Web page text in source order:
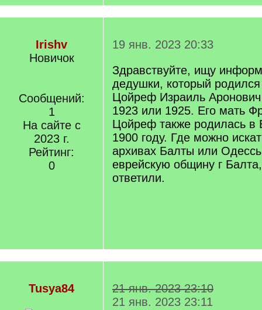
Irishv
Новичок
Сообщений:
1
На сайте с
2023 г.
Рейтинг:
0
19 янв. 2023 20:33
Здравствуйте, ищу
дедушки, который
Цойреф Израиль
1923 или 1925. Его мать
Цойреф также родилась в
1900 году. Где можно
архивах Балты или
еврейскую общину г
ответили.
Tusya84
21 янв. 2023 23:10
21 янв. 2023 23:11